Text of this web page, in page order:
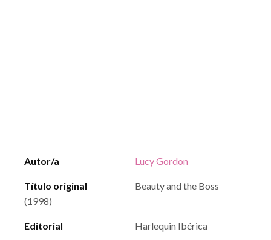
Autor/a Lucy Gordon
Título original
Beauty and the Boss
(1998)
Editorial Harlequin Ibérica